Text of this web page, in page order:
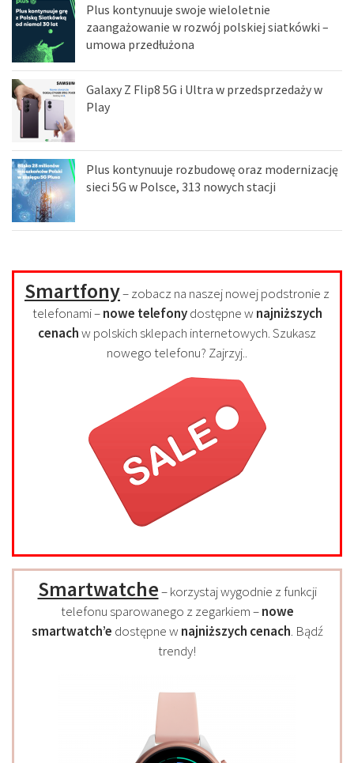
Plus kontynuuje swoje wieloletnie
zaangażowanie w rozwój polskiej siatkówki –
umowa przedłużona
Galaxy Z Flip8 5G i Ultra w przedsprzedaży w
Play
Plus kontynuuje rozbudowę oraz modernizację
sieci 5G w Polsce, 313 nowych stacji
Smartfony– zobacz na naszej nowej podstronie z
telefonami –nowe telefonydostępne w najniższych
cenachw polskich sklepach internetowych. Szukasz
nowego telefonu? Zajrzyj..
Smartwatche– korzystaj wygodnie z funkcji
telefonu sparowanego z zegarkiem –nowe
smartwatch’e dostępne w najniższych cenach. Bądź
trendy!